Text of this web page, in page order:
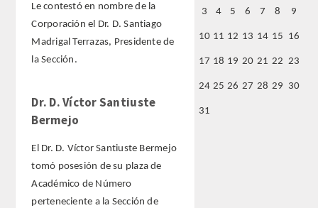
VETERINARIA
NUMERO
CORRESPONDIENTES
Nacionales
Extranjeros
Le contestó en nombre de la
Corporación el Dr. D. Santiago
Madrigal Terrazas, Presidente de
la Sección.
Dr. D. Víctor Santiuste
Bermejo
El Dr. D. Víctor Santiuste Bermejo
tomó posesión de su plaza de
Académico de Número
perteneciente a la Sección de
3 4 5 6 7 8 9
10 11 12 13 14 15 16
17 18 19 20 21 22 23
24 25 26 27 28 29 30
31